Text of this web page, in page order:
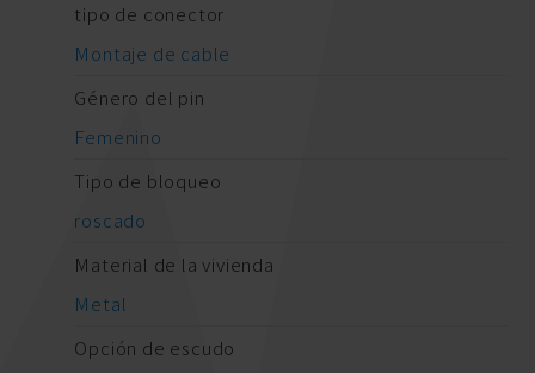
tipo de conector
Montaje de cable
Género del pin
Femenino
Tipo de bloqueo
roscado
Material de la vivienda
Metal
Opción de escudo